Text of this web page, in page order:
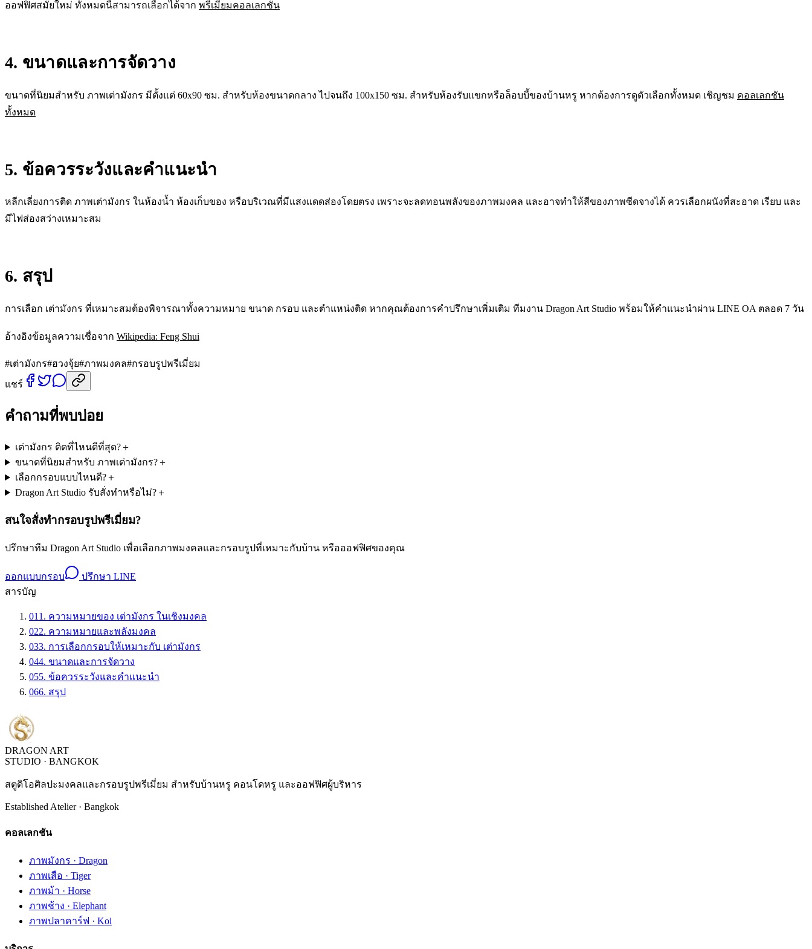
ออฟฟิศสมัยใหม่ ทั้งหมดนี้สามารถเลือกได้จาก พรีเมียมคอลเลกชัน
4. ขนาดและการจัดวาง
ขนาดที่นิยมสำหรับ ภาพเต่ามังกร มีตั้งแต่ 60x90 ซม. สำหรับห้องขนาดกลาง ไปจนถึง 100x150 ซม. สำหรับห้องรับแขกหรือล็อบบี้ของบ้านหรู หากต้องการดูตัวเลือกทั้งหมด เชิญชม คอลเลกชัน
ทั้งหมด
5. ข้อควรระวังและคำแนะนำ
หลีกเลี่ยงการติด ภาพเต่ามังกร ในห้องน้ำ ห้องเก็บของ หรือบริเวณที่มีแสงแดดส่องโดยตรง เพราะจะลดทอนพลังของภาพมงคล และอาจทำให้สีของภาพซีดจางได้ ควรเลือกผนังที่สะอาด เรียบ และ
มีไฟส่องสว่างเหมาะสม
6. สรุป
การเลือก เต่ามังกร ที่เหมาะสมต้องพิจารณาทั้งความหมาย ขนาด กรอบ และตำแหน่งติด หากคุณต้องการคำปรึกษาเพิ่มเติม ทีมงาน Dragon Art Studio พร้อมให้คำแนะนำผ่าน LINE OA ตลอด 7 วัน
อ้างอิงข้อมูลความเชื่อจาก Wikipedia: Feng Shui
#เต่ามังกร#ฮวงจุ้ย#ภาพมงคล#กรอบรูปพรีเมี่ยม
แชร์
คำถามที่พบบ่อย
เต่ามังกร ติดที่ไหนดีที่สุด?＋
ขนาดที่นิยมสำหรับ ภาพเต่ามังกร?＋
เลือกกรอบแบบไหนดี?＋
Dragon Art Studio รับสั่งทำหรือไม่?＋
สนใจสั่งทำกรอบรูปพรีเมี่ยม?
ปรึกษาทีม Dragon Art Studio เพื่อเลือกภาพมงคลและกรอบรูปที่เหมาะกับบ้าน หรือออฟฟิศของคุณ
ออกแบบกรอบ
ปรึกษา LINE
สารบัญ
01 1. ความหมายของ เต่ามังกร ในเชิงมงคล
022. ความหมายและพลังมงคล
033. การเลือกกรอบให้เหมาะกับ เต่ามังกร
044. ขนาดและการจัดวาง
055. ข้อควรระวังและคำแนะนำ
066. สรุป
DRAGON ART
STUDIO · BANGKOK
สตูดิโอศิลปะมงคลและกรอบรูปพรีเมี่ยม สำหรับบ้านหรู คอนโดหรู และออฟฟิศผู้บริหาร
Established Atelier · Bangkok
คอลเลกชัน
ภาพมังกร · Dragon
ภาพเสือ · Tiger
ภาพม้า · Horse
ภาพช้าง · Elephant
ภาพปลาคาร์ฟ · Koi